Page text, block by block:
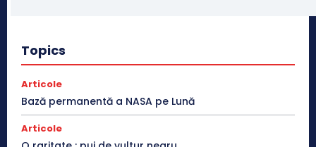
Topics
Articole
Bază permanentă a NASA pe Lună
Articole